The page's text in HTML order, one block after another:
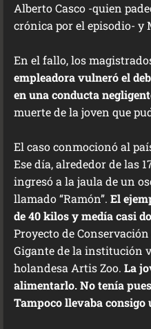
Alberto Casco -quien
crónica por el episodio- y
En el fallo, los
empleadora vulneró el
en una conducta
muerte de la joven que
El caso conmocionó al
Ese día, alrededor de las
ingresó a la jaula de un
llamado “Ramón”. El
de 40 kilos y medía casi
Proyecto de
Gigante de la institución
holandesa Artis Zoo. La
alimentarlo. No tenía
Tampoco llevaba consigo